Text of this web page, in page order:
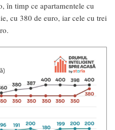
în timp ce apartamentele cu
cu 380 de euro, iar cele cu trei